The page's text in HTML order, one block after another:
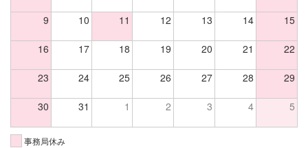
9 10 11 12 13 14 15
16 17 18 19 20 21 22
23 24 25 26 27 28 29
30 31 1 2 3 4 5
事務局休み